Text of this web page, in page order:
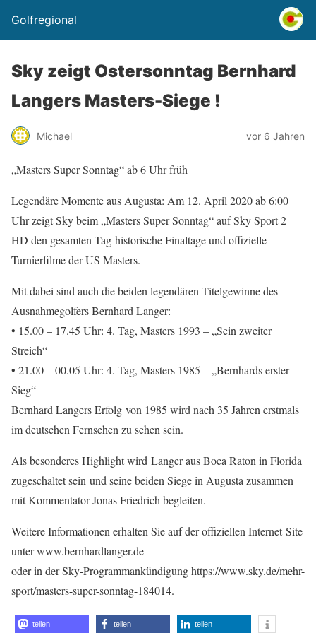
Golfregional
Sky zeigt Ostersonntag Bernhard
Langers Masters-Siege !
Michael vor 6 Jahren
„Masters Super Sonntag“ ab 6 Uhr früh
Legendäre Momente aus Augusta: Am 12. April 2020 ab 6:00
Uhr zeigt Sky beim „Masters Super Sonntag“ auf Sky Sport 2
HD den gesamten Tag historische Finaltage und offizielle
Turnierfilme der US Masters.
Mit dabei sind auch die beiden legendären Titelgewinne des
Ausnahmegolfers Bernhard Langer:
• 15.00 – 17.45 Uhr: 4. Tag, Masters 1993 – „Sein zweiter
Streich“
• 21.00 – 00.05 Uhr: 4. Tag, Masters 1985 – „Bernhards erster
Sieg“
Bernhard Langers Erfolg von 1985 wird nach 35 Jahren erstmals
im deutschen Fernsehen zu sehen sein.
Als besonderes Highlight wird Langer aus Boca Raton in Florida
zugeschaltet sein und seine beiden Siege in Augusta zusammen
mit Kommentator Jonas Friedrich begleiten.
Weitere Informationen erhalten Sie auf der offiziellen Internet-Site
unter www.bernhardlanger.de
oder in der Sky-Programmankündigung https://www.sky.de/mehr-
sport/masters-super-sonntag-184014.
teilen teilen teilen